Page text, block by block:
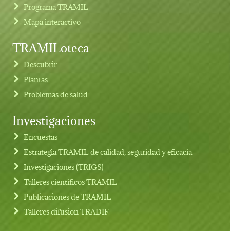
Footer menu
Programa TRAMIL
Mapa interactivo
TRAMILoteca
Descubrir
Plantas
Problemas de salud
Investigaciones
Encuestas
Estrategia TRAMIL de calidad, seguridad y eficacia
Investigaciones (TRIGS)
Talleres cientificos TRAMIL
Publicaciones de TRAMIL
Talleres difusion TRADIF